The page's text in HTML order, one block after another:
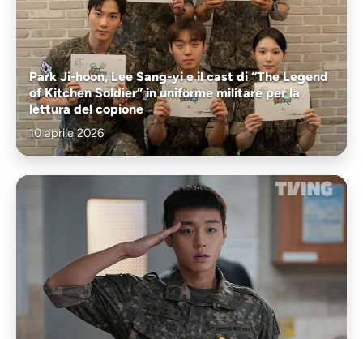
Park Ji-hoon, Lee Sang-yi e il cast di “The Legend
of Kitchen Soldier” in uniforme militare per la
lettura del copione
10 aprile 2026